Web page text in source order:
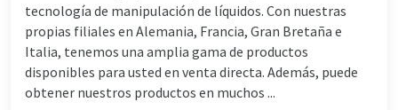
tecnología de manipulación de líquidos. Con nuestras
propias filiales en Alemania, Francia, Gran Bretaña e
Italia, tenemos una amplia gama de productos
disponibles para usted en venta directa. Además, puede
obtener nuestros productos en muchos ...